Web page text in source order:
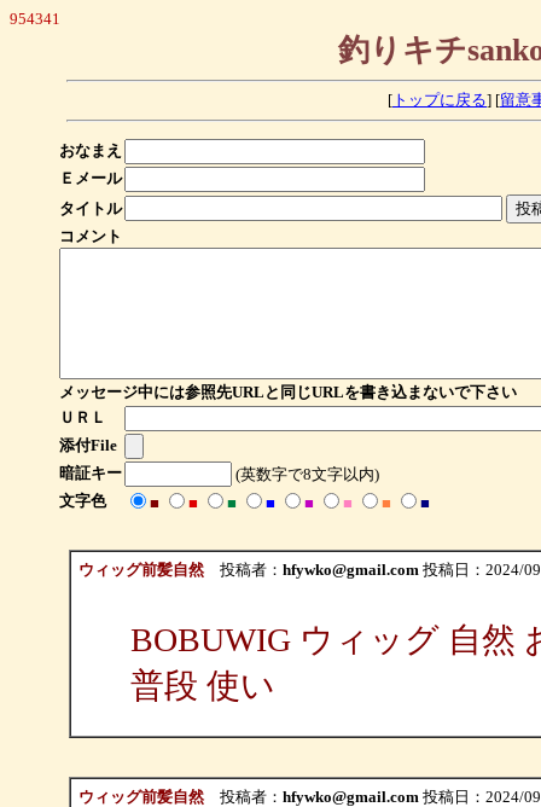
954341
釣りキチ
[ トップに戻る] [留意
おなまえ
Ｅメール
タイトル
コメント
メッセージ中には参照先URLと同じURLを書き込まないで下さい
ＵＲＬ
添付File
暗証キー
(英数字で8文字以内)
文字色
■ ■ ■ ■ ■ ■ ■ ■
ウィッグ前髪自然投稿者： hfywko@gmail.com 投稿日：2024/
BOBUWIG ウィッグ 自然
普段 使い
ウィッグ前髪自然投稿者： hfywko@gmail.com 投稿日：2024/